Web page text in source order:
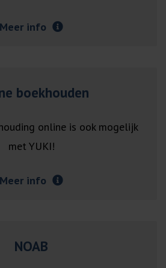
Meer info
boekhouden
online is ook mogelijk
met YUKI!
Meer info
NOAB